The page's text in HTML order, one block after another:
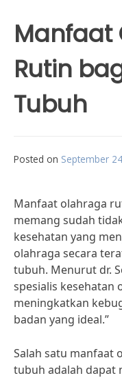
Manfaat
Rutin
Tubuh
Posted on September
Manfaat olahraga
memang sudah
kesehatan yang
olahraga secara
tubuh. Menurut dr.
spesialis kesehatan
meningkatkan
badan yang ideal.”
Salah satu manfaat
tubuh adalah dapat